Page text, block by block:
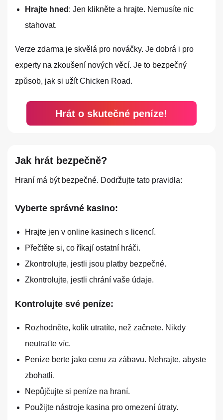
Hrajte hned : Jen klikněte a hrajte. Nemusíte nic
stahovat.
Verze zdarma je skvělá pro nováčky. Je dobrá i pro
experty na zkoušení nových věcí. Je to bezpečný
způsob, jak si užít Chicken Road.
Hrát o skutečné peníze!
Jak hrát bezpečně?
Hraní má být bezpečné. Dodržujte tato pravidla:
Vyberte správné kasino:
Hrajte jen v online kasinech s licencí.
Přečtěte si, co říkají ostatní hráči.
Zkontrolujte, jestli jsou platby bezpečné.
Zkontrolujte, jestli chrání vaše údaje.
Kontrolujte své peníze:
Rozhodněte, kolik utratíte, než začnete. Nikdy
neutraťte víc.
Peníze berte jako cenu za zábavu. Nehrajte, abyste
zbohatli.
Nepůjčujte si peníze na hraní.
Použijte nástroje kasina pro omezení útraty.